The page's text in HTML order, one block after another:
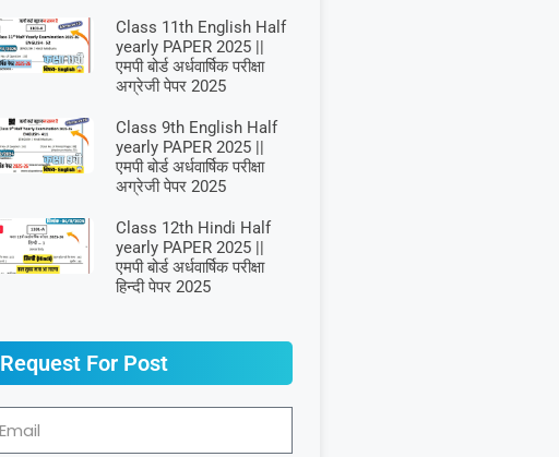
Class 11th English Half
yearly PAPER 2025 ||
एमपी बोर्ड अर्धवार्षिक परीक्षा
अग्रेजी पेपर 2025
Class 9th English Half
yearly PAPER 2025 ||
एमपी बोर्ड अर्धवार्षिक परीक्षा
अग्रेजी पेपर 2025
Class 12th Hindi Half
yearly PAPER 2025 ||
एमपी बोर्ड अर्धवार्षिक परीक्षा
हिन्दी पेपर 2025
Request For Post